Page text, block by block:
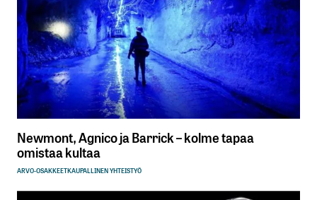
Newmont, Agnico ja Barrick – kolme tapaa
omistaa kultaa
ARVO-OSAKKEETKAUPALLINEN YHTEISTYÖ